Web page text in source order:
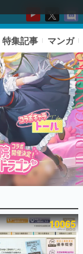
特集記事 マンガ
10065